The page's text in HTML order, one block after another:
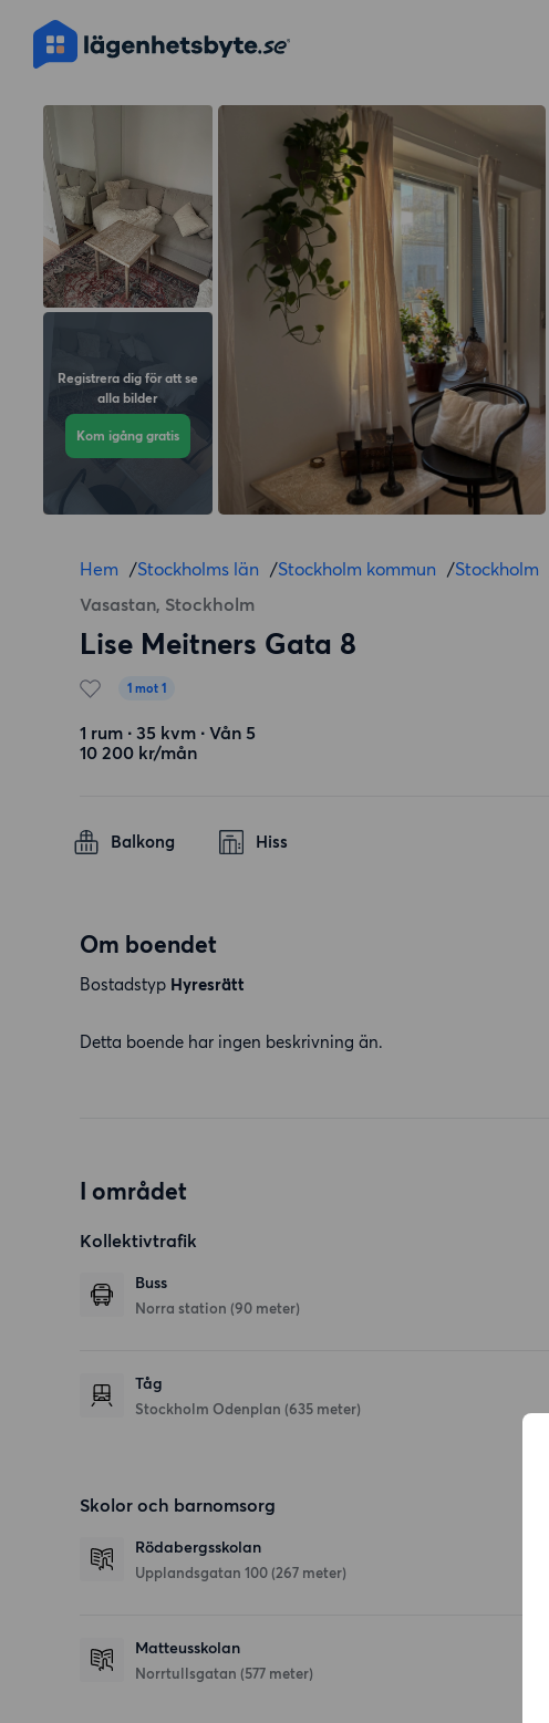
Registrera dig för att se
alla bilder
Kom igång gratis
Hem /Stockholms län /Stockholm kommun /Stockholm
Vasastan, Stockholm
Lise Meitners Gata 8
1 mot 1
1 rum ∙ 35 kvm ∙ Vån 5
10 200 kr/mån
Balkong Hiss
Om boendet
Bostadstyp Hyresrätt
Detta boende har ingen beskrivning än.
I området
Kollektivtrafik
Buss
Norra station (90 meter)
Tåg
Stockholm Odenplan (635 meter)
Skolor och barnomsorg
Rödabergsskolan
Upplandsgatan 100 (267 meter)
Matteusskolan
Norrtullsgatan (577 meter)